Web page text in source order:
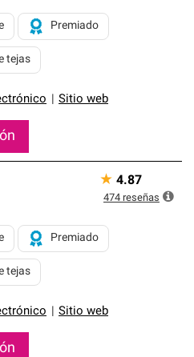
Sitio web
Premiado
tejas
Sitio web
Premiado
tejas
★ 4.87
474 reseñas